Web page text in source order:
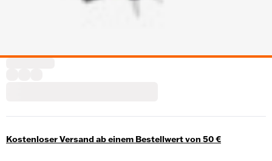
Kostenloser Versand ab einem Bestellwert von 50 €